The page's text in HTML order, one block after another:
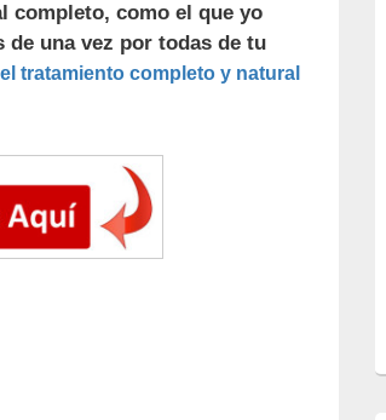
completo, como el que yo
una vez por todas de tu
tratamiento completo y natural